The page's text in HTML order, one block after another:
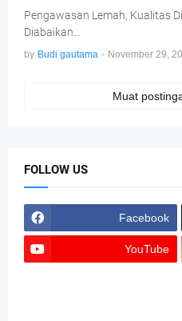
Pengawasan Lemah, Kualitas
Diabaikan…
by Budi gautama - November 29,
Muat
FOLLOW US
Facebook
YouTube